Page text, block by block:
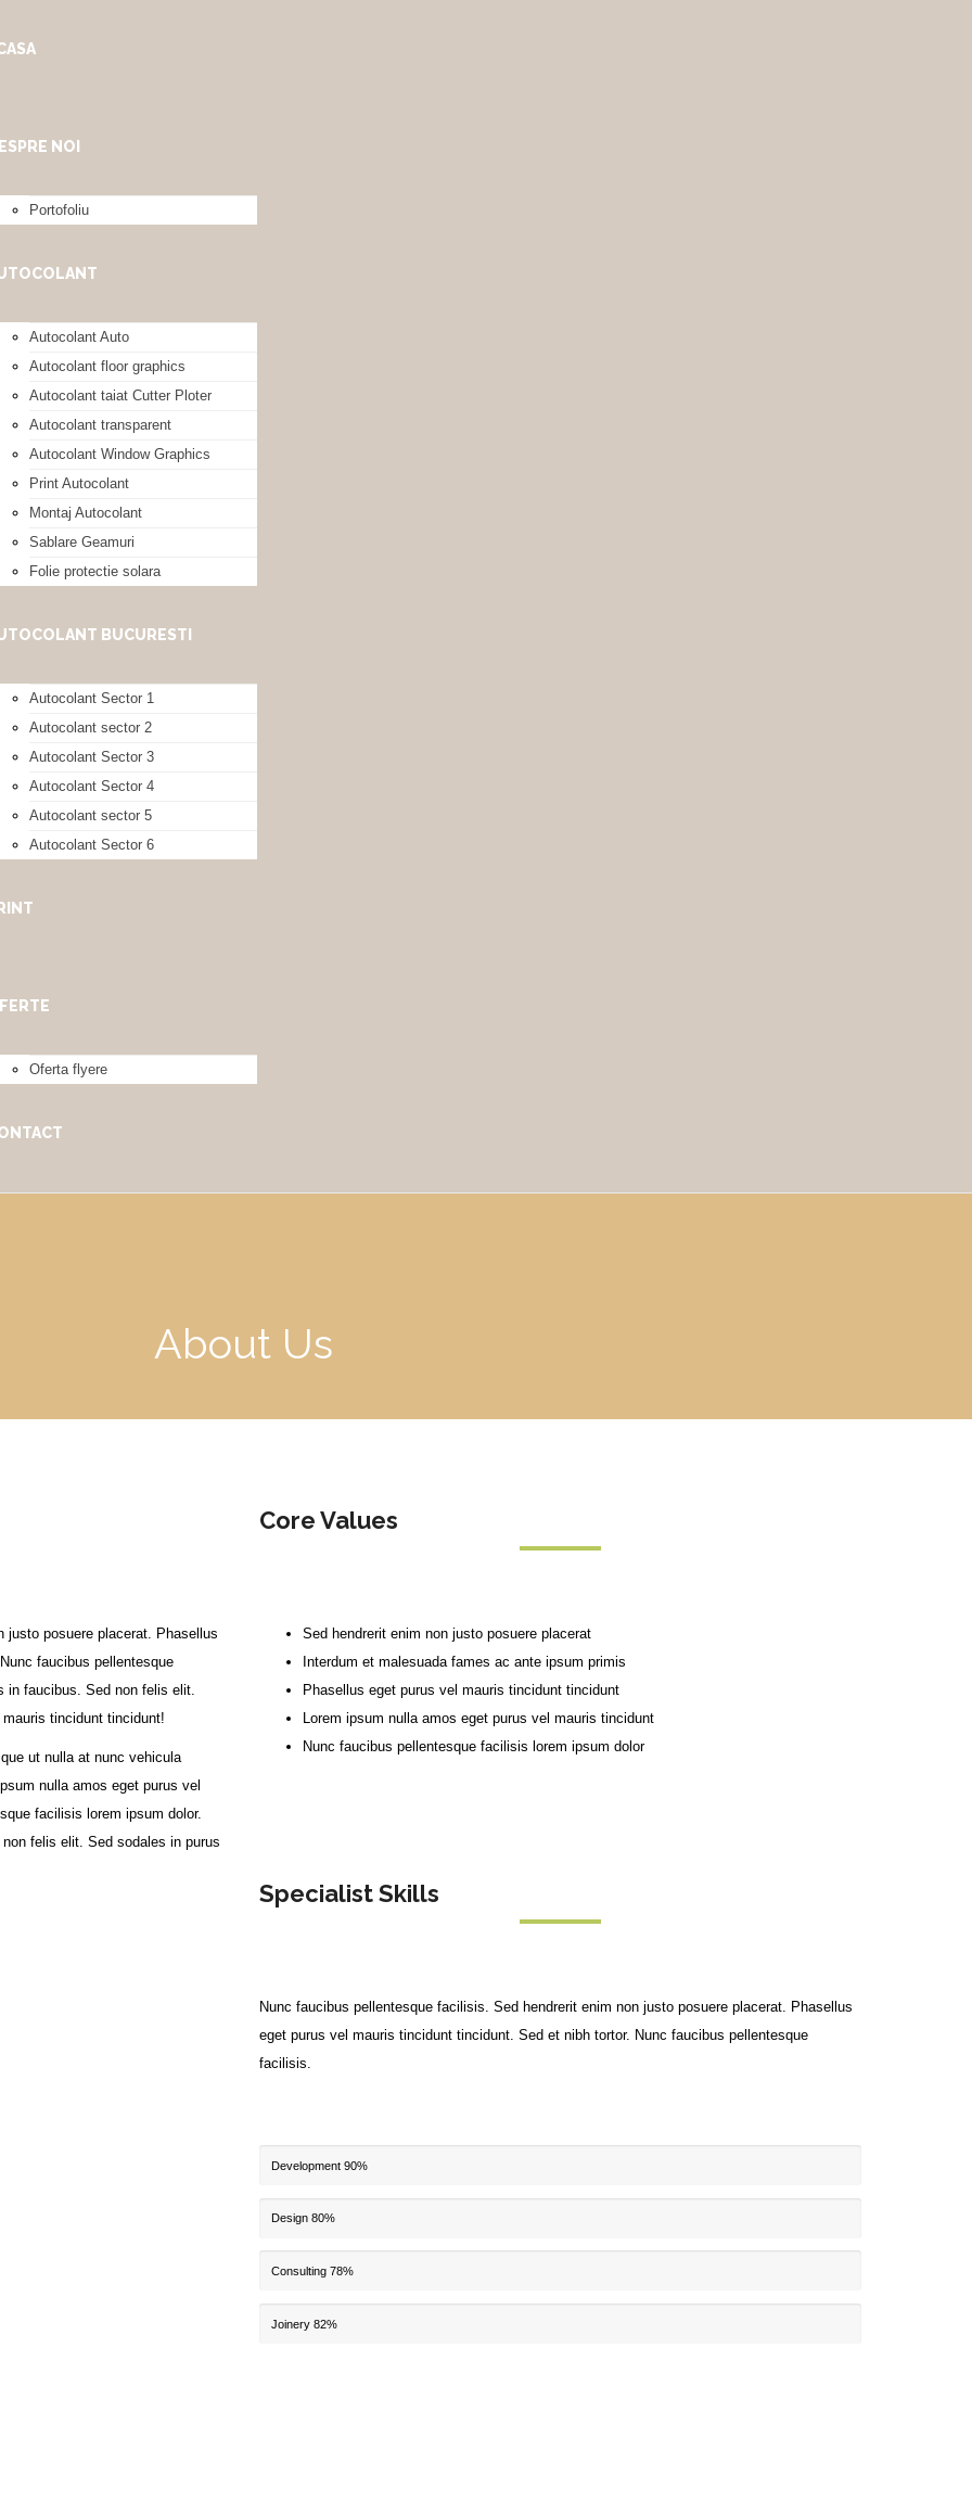
NOI
Portofoliu
Autocolant Auto
Autocolant floor graphics
Autocolant taiat Cutter Ploter
Autocolant transparent
Autocolant Window Graphics
Print Autocolant
Montaj Autocolant
Sablare Geamuri
Folie protectie solara
BUCURESTI
Autocolant Sector 1
Autocolant sector 2
Autocolant Sector 3
Autocolant Sector 4
Autocolant sector 5
Autocolant Sector 6
Oferta flyere
About Us
justo posuere placerat. Phasellus
faucibus pellentesque
in faucibus. Sed non felis elit.
tincidunt tincidunt!
ut nulla at nunc vehicula
nulla amos eget purus vel
facilisis lorem ipsum dolor.
felis elit. Sed sodales in purus
Core Values
Sed hendrerit enim non justo posuere placerat
Interdum et malesuada fames ac ante ipsum primis
Phasellus eget purus vel mauris tincidunt tincidunt
Lorem ipsum nulla amos eget purus vel mauris tincidunt
Nunc faucibus pellentesque facilisis lorem ipsum dolor
Specialist Skills
Nunc faucibus pellentesque facilisis. Sed hendrerit enim non justo posuere placerat. Phasellus
eget purus vel mauris tincidunt tincidunt. Sed et nibh tortor. Nunc faucibus pellentesque
facilisis.
Development90%
Design80%
Consulting78%
Joinery82%